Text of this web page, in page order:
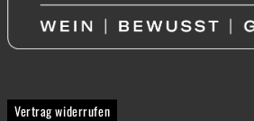
Vertrag widerrufen